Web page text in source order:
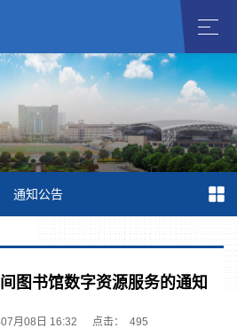
通知公告
图书馆数字资源服务的通知
月08日 16:32 点击： 495